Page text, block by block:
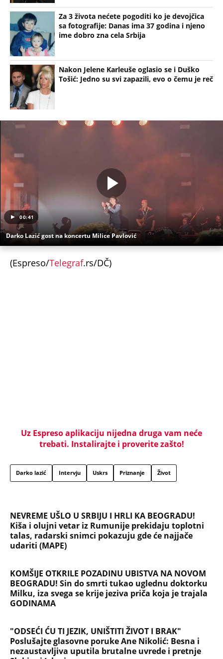
Za 3 života nećete pogoditi ko je devojčica
sa fotografije: Danas ima 37 godina i njeno
ime dobro zna cela Srbija
Nakon Jelene Karleuše oglasio se i Duško
Tošić: Jedno su svi zapazili, evo o čemu je reč
00:41
Darko Lazić gost na koncertu Milice Pavlović
(Espreso/Telegraf.rs/DČ)
Uz Espreso aplikaciju nijedna druga vam neće
trebati. Instalirajte i proverite zašto!
Darko lazić Intervju Uskrs Priznanje Život
NEVREME UŠLO U SRBIJU I HRLI KA BEOGRADU!
Kiša i olujni vetar iz Rumunije prekidaju toplotni
talas, radarski snimci pokazuju gde će najjače
udariti (MAPE)
KOMŠIJE OTKRILE POZADINU UBISTVA NA NOVOM
BEOGRADU! Sin do smrti tukao uglednu doktorku
Milku, iza svega se krije jeziva priča koja je trajala
GODINAMA
"ODSEĆI ĆU TI JEZIK, UNIŠTITI ŽIVOT I BRAK"
Poslušajte glasovne poruke Ane Nikolić: Besna i
nezaustavljiva uputila brutalne uvrede i pretnje